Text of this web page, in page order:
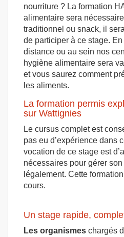
nourriture ? La formation
alimentaire sera
traditionnel ou snack, il
de participer à ce stage.
distance ou au sein nos
hygiène alimentaire sera
et vous saurez comment
les aliments.
La formation permis
sur Wattignies
Le cursus complet est
pas eu d’expérience dans
vocation de ce stage est
nécessaires pour gérer
légalement. Cette
cours.
Un stage rapide,
Les organismes chargés